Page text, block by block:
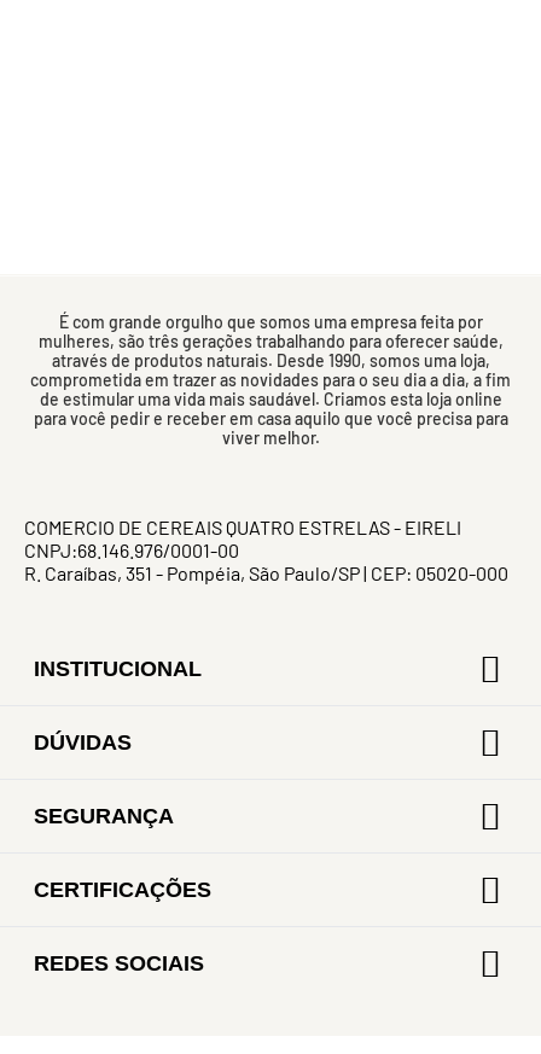
É com grande orgulho que somos uma empresa feita por
mulheres, são três gerações trabalhando para oferecer saúde,
através de produtos naturais. Desde 1990, somos uma loja,
comprometida em trazer as novidades para o seu dia a dia, a fim
de estimular uma vida mais saudável. Criamos esta loja online
para você pedir e receber em casa aquilo que você precisa para
viver melhor.
COMERCIO DE CEREAIS QUATRO ESTRELAS - EIRELI
CNPJ:68.146.976/0001-00
R. Caraíbas, 351 - Pompéia, São Paulo/SP | CEP: 05020-000
INSTITUCIONAL
DÚVIDAS
SEGURANÇA
CERTIFICAÇÕES
REDES SOCIAIS